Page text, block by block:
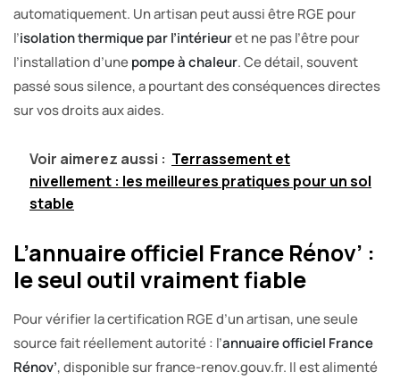
automatiquement. Un artisan peut aussi être RGE pour
l’isolation thermique par l’intérieuret ne pas l’être pour
l’installation d’unepompe à chaleur. Ce détail, souvent
passé sous silence, a pourtant des conséquences directes
sur vos droits aux aides.
Voir aimerez aussi : Terrassement et
nivellement : les meilleures pratiques pour un sol
stable
L’annuaire officiel France Rénov’ :
le seul outil vraiment fiable
Pour vérifier la certification RGE d’un artisan, une seule
source fait réellement autorité : l’annuaire officiel France
Rénov’, disponible sur france-renov.gouv.fr. Il est alimenté